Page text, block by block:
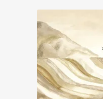
Тип
Метражные
Фотообои/